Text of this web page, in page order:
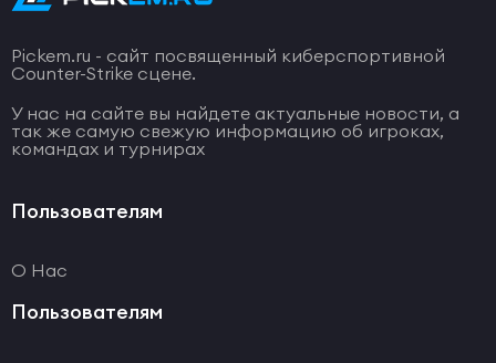
Pickem.ru - сайт посвященный киберспортивной
Counter-Strike сцене.
У нас на сайте вы найдете актуальные новости, а
так же самую свежую информацию об игроках,
командах и турнирах
Пользователям
О Нас
Пользователям